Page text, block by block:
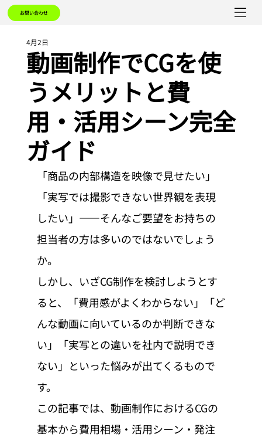
お問い合わせ
動画制作でCGを使
うメリットと費
用・活用シーン完全
ガイド
4月2日
「商品の内部構造を映像で見せたい」
「実写では撮影できない世界観を表現
したい」——そんなご要望をお持ちの
担当者の方は多いのではないでしょう
か。
しかし、いざCG制作を検討しようとす
ると、「費用感がよくわからない」「ど
んな動画に向いているのか判断できな
い」「実写との違いを社内で説明でき
ない」といった悩みが出てくるもので
す。
この記事では、動画制作におけるCGの
基本から費用相場・活用シーン・発注